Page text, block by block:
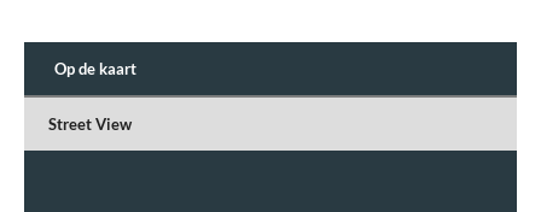
Op de kaart
Street View